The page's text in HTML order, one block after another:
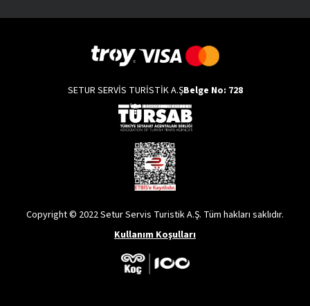
SETUR SERVİS TURİSTİK A.ŞBelge No: 728
Copyright © 2022 Setur Servis Turistik A.Ş. Tüm hakları saklıdır.
Kullanım Koşulları